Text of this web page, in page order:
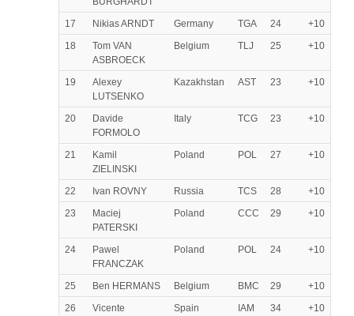
17 Nikias ARNDT Germany TGA 24
+10
18
Tom VAN
ASBROECK
Belgium TLJ 25 +10
19
Alexey
LUTSENKO
Kazakhstan AST 23 +10
20
Davide
FORMOLO
Italy TCG 23 +10
21
Kamil
ZIELINSKI
Poland POL 27 +10
22 Ivan ROVNY Russia TCS 28
+10
23
Maciej
PATERSKI
Poland CCC 29 +10
24
Pawel
FRANCZAK
Poland POL 24 +10
25 Ben HERMANS Belgium BMC 29
+10
26
Vicente
Spain IAM 34 +10